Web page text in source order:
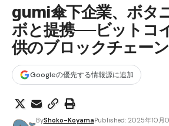
gumi傘下企業、ボタ
ボと提携──ビットコ
供のブロックチェーン
Googleの優先する情報源に追加
ByShoko-KoyamaPublished: 2025年10月